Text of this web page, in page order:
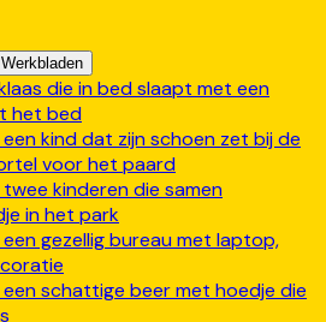
Werkbladen